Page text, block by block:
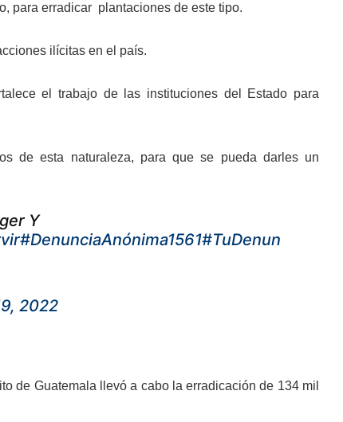
para erradicar plantaciones de este tipo.
ilícitas en el país.
el trabajo de las instituciones del Estado para
de esta naturaleza, para que se pueda darles un
Y
#DenunciaAnónima1561#TuDenun
2022
de Guatemala llevó a cabo la erradicación de 134 mil